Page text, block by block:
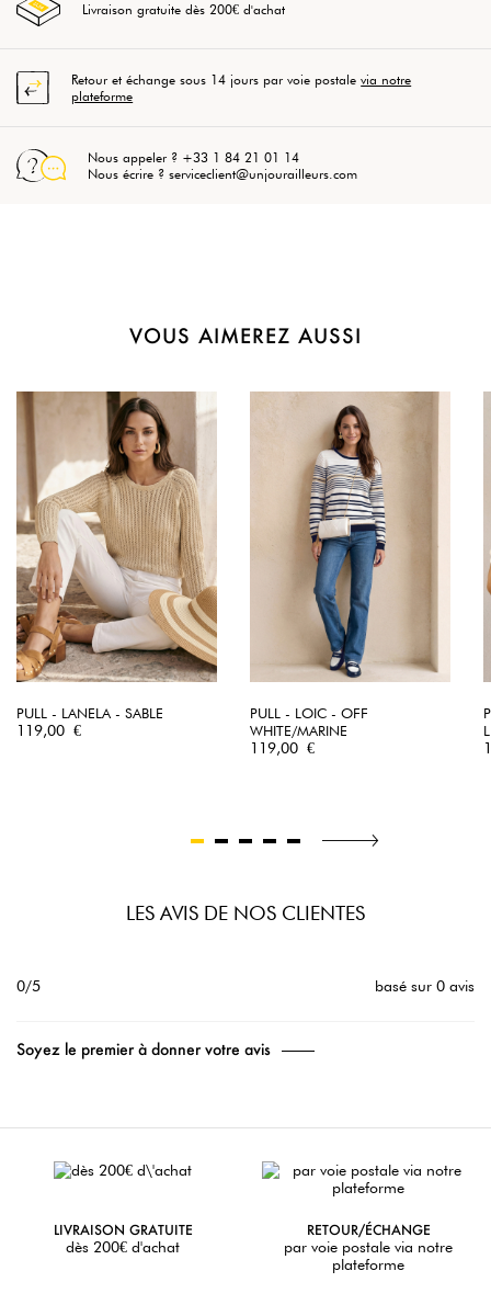
Livraison gratuite dès 200€ d'achat
Retour et échange sous 14 jours par voie postalevia notre
plateforme
Nous appeler ? +33 1 84 21 01 14
Nous écrire ? serviceclient@unjourailleurs.com
VOUS AIMEREZ AUSSI
PULL - LANELA - SABLE
Prix
119,00 €
PULL - LOIC - OFF
WHITE/MARINE
Prix
119,00 €
LES AVIS DE NOS CLIENTES
0/5 basé sur 0 avis
Soyez le premier à donner votre avis
LIVRAISON GRATUITE
dès 200€ d'achat
RETOUR/ÉCHANGE
par voie postale via notre
plateforme